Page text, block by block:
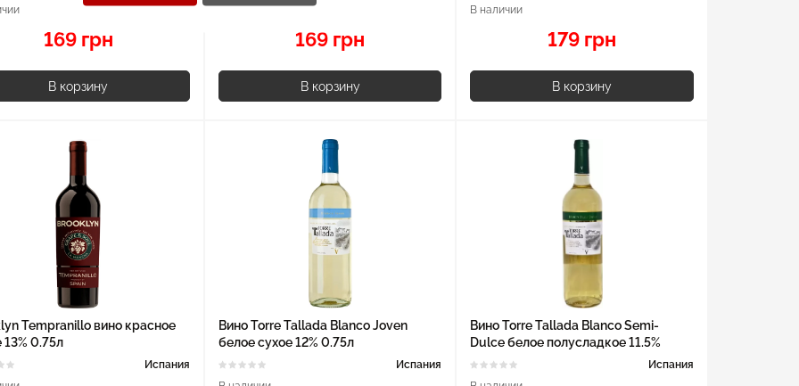
169 грн
В корзину
В наличии
169 грн
В корзину
В наличии
179 грн
В корзину
Tempranillo вино красное
13% 0.75л
Испания
Вино Torre Tallada Blanco Joven
белое сухое 12% 0.75л
Испания
Вино Torre Tallada Blanco Semi-
Dulce белое полусладкое 11.5%
0.75л
Испания